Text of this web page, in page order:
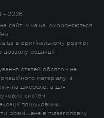
- 2026
сайті viva.ua, охороняються
в оригінальному розмірі
редакції
статей обсягом не
матеріалу, з
на джерело, а для
систем
пошуковими
розміщене в підзаголовку